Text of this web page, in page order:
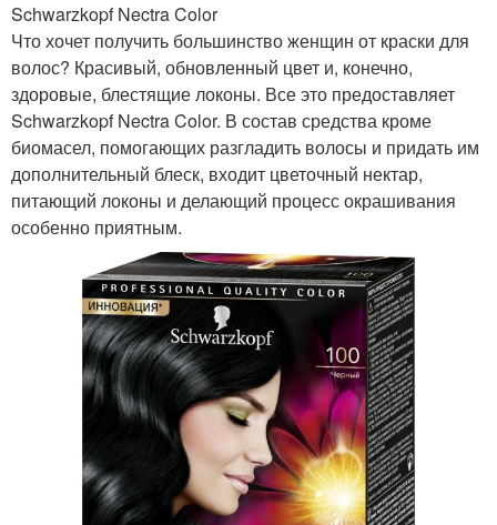
Schwarzkopf Nectra Color
Что хочет получить большинство женщин от краски для
волос? Красивый, обновленный цвет и, конечно,
здоровые, блестящие локоны. Все это предоставляет
Schwarzkopf Nectra Color. В состав средства кроме
биомасел, помогающих разгладить волосы и придать им
дополнительный блеск, входит цветочный нектар,
питающий локоны и делающий процесс окрашивания
особенно приятным.